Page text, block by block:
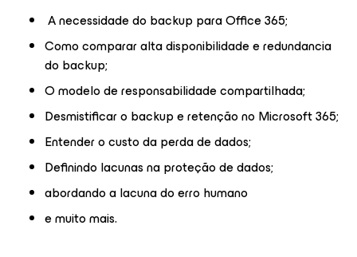
A necessidade do backup para Office 365;
Como comparar alta disponibilidade e redundancia
do backup;
O modelo de responsabilidade compartilhada;
Desmistificar o backup e retenção no Microsoft 365;
Entender o custo da perda de dados;
Definindo lacunas na proteção de dados;
abordando a lacuna do erro humano
e muito mais.